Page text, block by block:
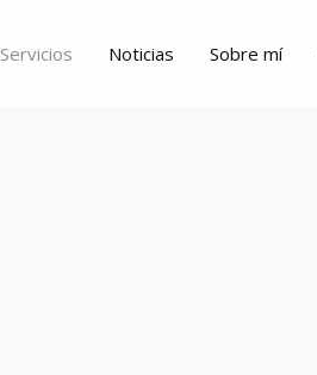
Servicios Noticias Sobre mí